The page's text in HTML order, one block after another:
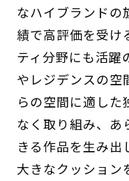
なハイブランドの
績で高評価を受け
ティ分野にも活躍
やレジデンスの空
らの空間に適し
なく取り組み、あ
きる作品を生み出
大きなクッション